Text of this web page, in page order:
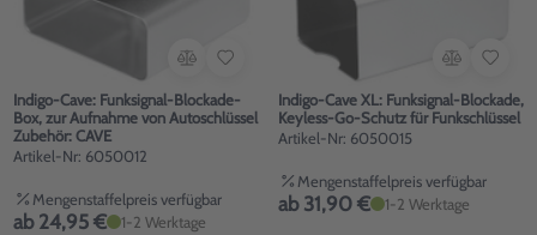
Indigo-Cave: Funksignal-Blockade-
Box, zur Aufnahme von Autoschlüssel
Zubehör: CAVE
Artikel-Nr: 6050012
Mengenstaffelpreis verfügbar
ab 24,95 € 1-2 Werktage
Indigo-Cave XL: Funksignal-Blockade,
Keyless-Go-Schutz für Funkschlüssel
Artikel-Nr: 6050015
Mengenstaffelpreis verfügbar
ab 31,90 € 1-2 Werktage